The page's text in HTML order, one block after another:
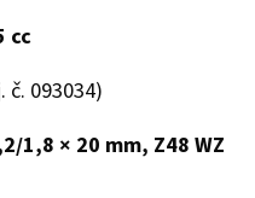
cc
č. 093034)
1,8 × 20 mm, Z48 WZ